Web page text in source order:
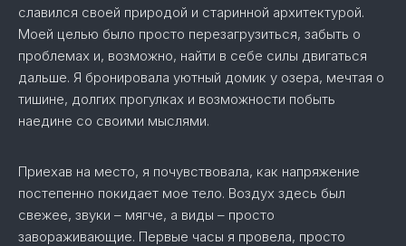
славился своей природой и старинной архитектурой.
Моей целью было просто перезагрузиться, забыть о
проблемах и, возможно, найти в себе силы двигаться
дальше. Я бронировала уютный домик у озера, мечтая о
тишине, долгих прогулках и возможности побыть
наедине со своими мыслями.
Приехав на место, я почувствовала, как напряжение
постепенно покидает мое тело. Воздух здесь был
свежее, звуки – мягче, а виды – просто
завораживающие. Первые часы я провела, просто